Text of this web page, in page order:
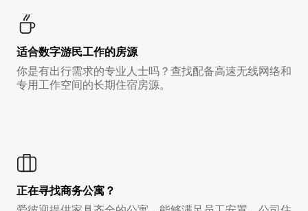
适合数字游民工作的房源
你是有出行需求的专业人士吗？查找配备高速无线网络和
专用工作空间的长期住宿房源。
正在寻找商务公寓？